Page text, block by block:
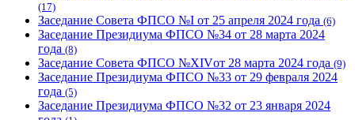
(17)
Заседание Совета ФПСО №I от 25 апреля 2024 года (6)
Заседание Президиума ФПСО №34 от 28 марта 2024
года (8)
Заседание Совета ФПСО №XIVот 28 марта 2024 года (9)
Заседание Президиума ФПСО №33 от 29 февраля 2024
года (5)
Заседание Президиума ФПСО №32 от 23 января 2024